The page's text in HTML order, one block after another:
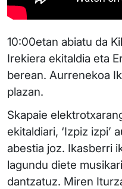
10:00etan abiatu da
Irekiera ekitaldia eta
berean. Aurrenekoa
plazan.
Skapaie
ekitaldiari, ‘Izpiz izpi’
abestia joz. Ikasberri
lagundu diete
dantzatuz. Miren